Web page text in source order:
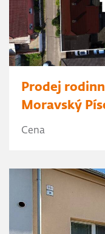
Prodej
Moravský
Cena